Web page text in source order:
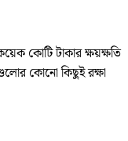
কোটি টাকার ক্ষয়ক্ষতি
কোনো কিছুই রক্ষা